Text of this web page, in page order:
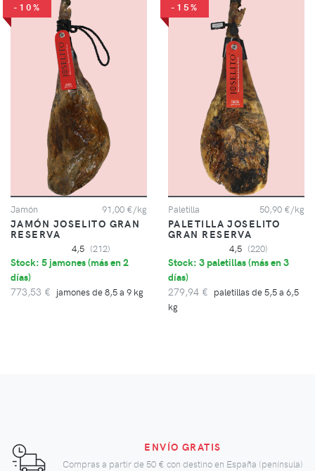
-10%
Jamón 91,00 €/kg
JAMÓN JOSELITO GRAN
RESERVA
4,5 (212)
Stock: 5 jamones (más en 2
días)
773,53 € jamones de 8,5 a 9 kg
-15%
Paletilla 50,90 €/kg
PALETILLA JOSELITO
GRAN RESERVA
4,5 (220)
Stock: 3 paletillas (más en 3
días)
279,94 € paletillas de 5,5 a 6,5
kg
ENVÍO GRATIS
Compras a partir de 50 € con destino en España (península)